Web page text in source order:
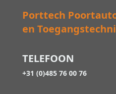
Porttech
en
TELEFOON
+31 (0)485 76 00 76